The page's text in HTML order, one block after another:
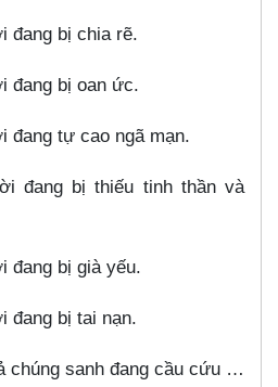
đang bị chia rẽ.
đang bị oan ức.
đang tự cao ngã mạn.
đang bị thiếu tinh thần và
đang bị già yếu.
đang bị tai nạn.
chúng sanh đang cầu cứu …​